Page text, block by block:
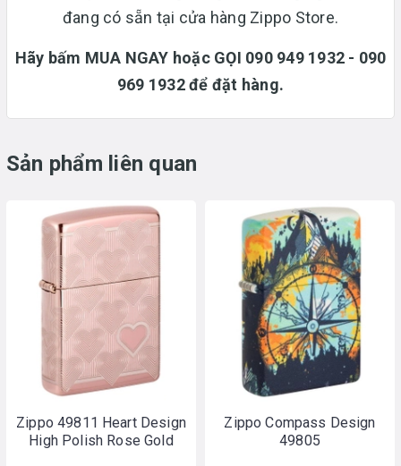
đang có sẵn tại cửa hàng Zippo Store.
Hãy bấm MUA NGAY hoặc GỌI 090 949 1932 - 090
969 1932 để đặt hàng.
Sản phẩm liên quan
Zippo 49811 Heart Design
High Polish Rose Gold
Zippo Compass Design
49805